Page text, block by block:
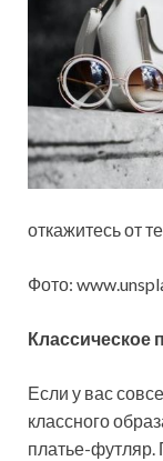
откажитесь от
Фото:
Классическое
Если у вас
классного
платье-футляр.